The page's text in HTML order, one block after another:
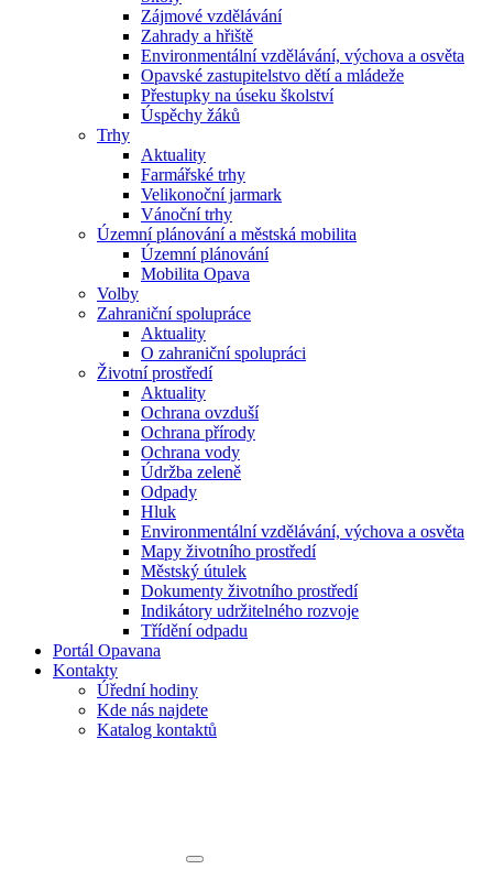
Zájmové vzdělávání
Zahrady a hřiště
Environmentální vzdělávání, výchova a osvěta
Opavské zastupitelstvo dětí a mládeže
Přestupky na úseku školství
Úspěchy žáků
Trhy
Aktuality
Farmářské trhy
Velikonoční jarmark
Vánoční trhy
Územní plánování a městská mobilita
Územní plánování
Mobilita Opava
Volby
Zahraniční spolupráce
Aktuality
O zahraniční spolupráci
Životní prostředí
Aktuality
Ochrana ovzduší
Ochrana přírody
Ochrana vody
Údržba zeleně
Odpady
Hluk
Environmentální vzdělávání, výchova a osvěta
Mapy životního prostředí
Městský útulek
Dokumenty životního prostředí
Indikátory udržitelného rozvoje
Třídění odpadu
Portál Opavana
Kontakty
Úřední hodiny
Kde nás najdete
Katalog kontaktů